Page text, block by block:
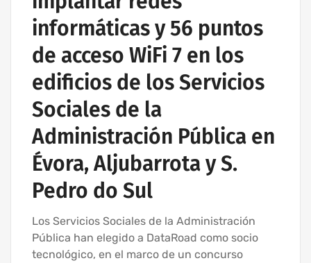
informáticas y 56 puntos
de acceso WiFi 7 en los
edificios de los Servicios
Sociales de la
Administración Pública en
Évora, Aljubarrota y S.
Pedro do Sul
Los Servicios Sociales de la Administración
Pública han elegido a DataRoad como socio
tecnológico, en el marco de un concurso